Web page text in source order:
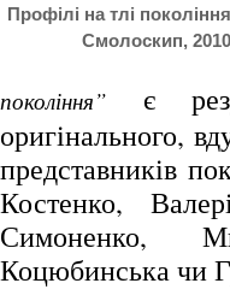
Профілі на тлі
Смолоскип, 2010
покоління”
є
оригінального,
представників
Костенко,
Симоненко,
Коцюбинська чи